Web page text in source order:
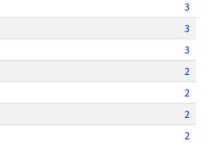
3
3
3
2
2
2
2